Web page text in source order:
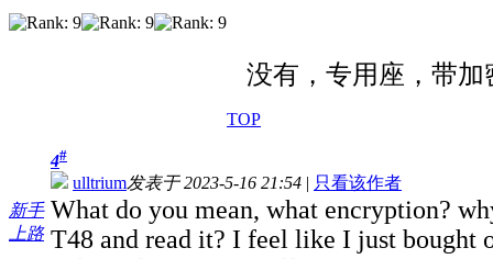
没有，专用座，带加
TOP
新手
上路
4#
ulltrium发表于 2023-5-16 21:54 | 只看该作者
What do you mean, what encryption?
T48 and read it? I feel like I just bought